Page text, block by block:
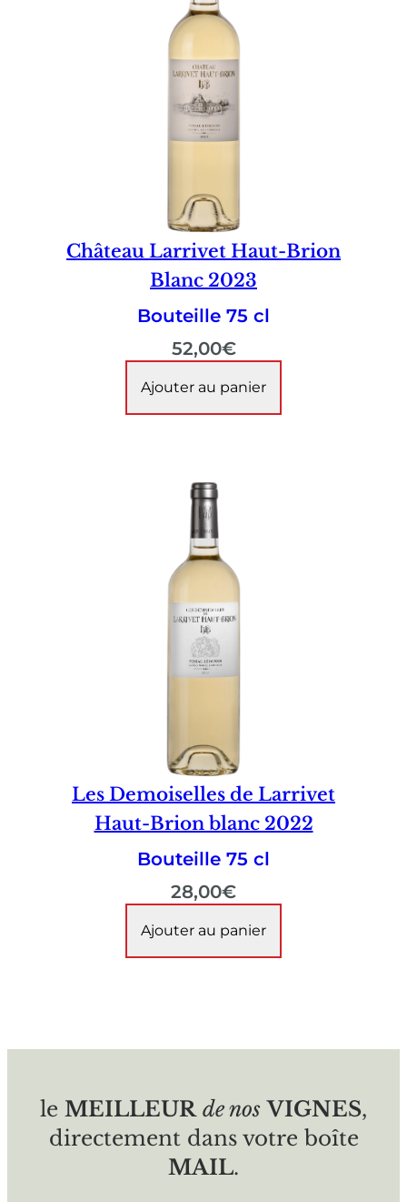
Château Larrivet Haut-Brion
Blanc 2023
Bouteille 75 cl
52,00€
Ajouter au panier
Les Demoiselles de Larrivet
Haut-Brion blanc 2022
Bouteille 75 cl
28,00€
Ajouter au panier
le MEILLEUR de nos VIGNES,
directement dans votre boîte
MAIL.